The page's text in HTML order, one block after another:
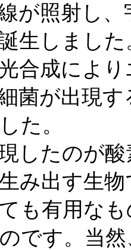
が照射し
生しました
合成によ
菌が出現
た。
したのが
み出す生
も有用な
です。当